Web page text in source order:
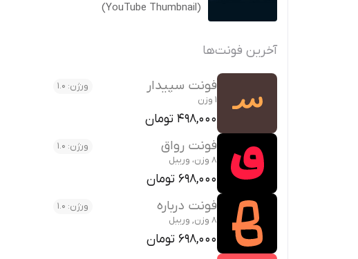
(YouTube Thumbnail)
آخرین فونت‌ها
فونت سپیدار
ورژن: 1.0
1 وزن
498,000 تومان
فونت رواق
ورژن: 1.0
8 وزن، وریبل
698,000 تومان
فونت درباره
ورژن: 1.0
8 وزن, وریبل
698,000 تومان